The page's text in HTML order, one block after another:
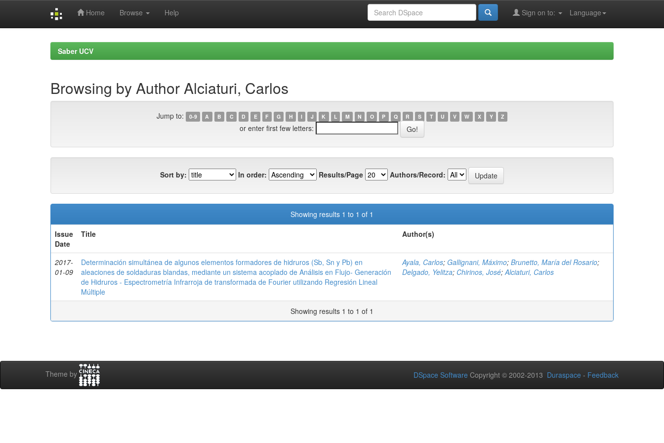
Home Browse Help Language
Sign on to:
Saber UCV
Browsing by Author Alciaturi, Carlos
Jump to: 0-9 A B C D E F G H I J K L M N O P Q R S T U V W X Y Z
or enter first few letters:
Sort by: In order: Results/Page Authors/Record:
Showing results 1 to 1 of 1
Issue
Date
Title Author(s)
2017-
01-09
Determinación simultánea de algunos elementos formadores de hidruros (Sb, Sn y Pb) en
aleaciones de soldaduras blandas, mediante un sistema acoplado de Análisis en Flujo- Generación
de Hidruros - Espectrometría Infrarroja de transformada de Fourier utilizando Regresión Lineal
Múltiple
Ayala, Carlos; Gallignani, Máximo; Brunetto, María del Rosario;
Delgado, Yelitza; Chirinos, José;Alciaturi, Carlos
Showing results 1 to 1 of 1
Theme by DSpace Software Copyright © 2002-2013 Duraspace - Feedback